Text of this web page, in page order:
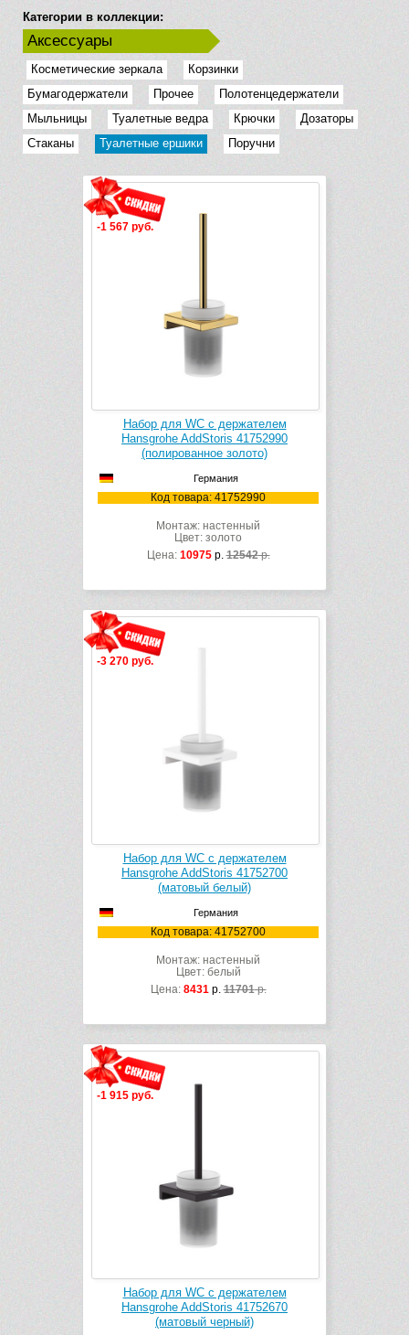
Категории в коллекции:
Аксессуары
Косметические зеркала
Корзинки
Бумагодержатели
Прочее
Полотенцедержатели
Мыльницы
Туалетные ведра Крючки
Дозаторы
Стаканы
Туалетные ершики Поручни
-1 567 руб.
Набор для WC с держателем
Hansgrohe AddStoris 41752990
(полированное золото)
Германия
Код товара: 41752990
Монтаж: настенный
Цвет: золото
Цена: 10975р.12542р.
-3 270 руб.
Набор для WC с держателем
Hansgrohe AddStoris 41752700
(матовый белый)
Германия
Код товара: 41752700
Монтаж: настенный
Цвет: белый
Цена: 8431р.11701р.
-1 915 руб.
Набор для WC с держателем
Hansgrohe AddStoris 41752670
(матовый черный)